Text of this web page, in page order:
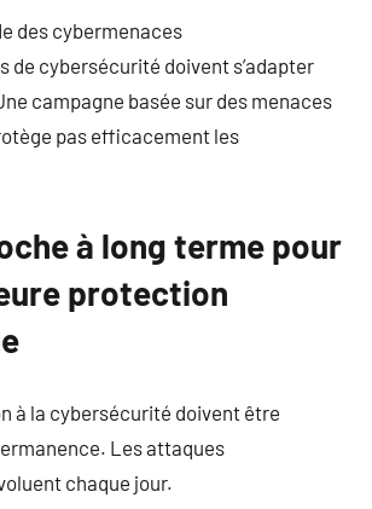
des cybermenaces
de cybersécurité doivent s’adapter
campagne basée sur des menaces
pas efficacement les
à long terme pour
protection
à la cybersécurité doivent être
Les attaques
chaque jour.